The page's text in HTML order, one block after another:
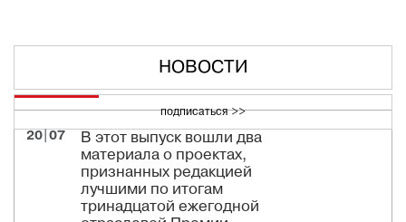
НОВОСТИ
подписаться >>
20|07
В этот выпуск вошли два
материала о проектах,
признанных редакцией
лучшими по итогам
тринадцатой ежегодной